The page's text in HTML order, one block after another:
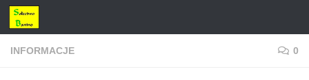
Przejdź do treści
INFORMACJE 0